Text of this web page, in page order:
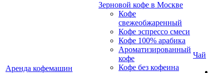
Аренда кофемашин
Зерновой кофе в Москве
Кофе
свежеобжаренный
Кофе эспрессо смеси
Кофе 100% арабика
Ароматизированный
кофе
Кофе без кофеина
Чай